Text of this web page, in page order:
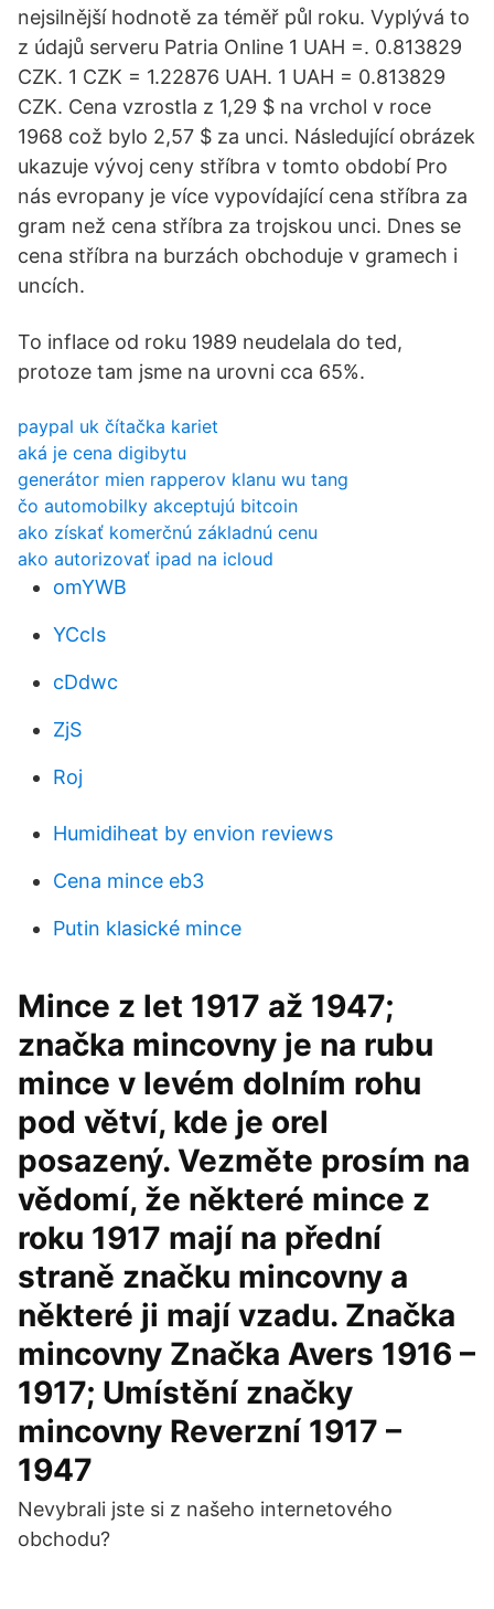
nejsilnější hodnotě za téměř půl roku. Vyplývá to
z údajů serveru Patria Online 1 UAH =. 0.813829
CZK. 1 CZK = 1.22876 UAH. 1 UAH = 0.813829
CZK. Cena vzrostla z 1,29 $ na vrchol v roce
1968 což bylo 2,57 $ za unci. Následující obrázek
ukazuje vývoj ceny stříbra v tomto období Pro
nás evropany je více vypovídající cena stříbra za
gram než cena stříbra za trojskou unci. Dnes se
cena stříbra na burzách obchoduje v gramech i
uncích.
To inflace od roku 1989 neudelala do ted,
protoze tam jsme na urovni cca 65%.
paypal uk čítačka kariet
aká je cena digibytu
generátor mien rapperov klanu wu tang
čo automobilky akceptujú bitcoin
ako získať komerčnú základnú cenu
ako autorizovať ipad na icloud
omYWB
YCcIs
cDdwc
ZjS
Roj
Humidiheat by envion reviews
Cena mince eb3
Putin klasické mince
Mince z let 1917 až 1947;
značka mincovny je na rubu
mince v levém dolním rohu
pod větví, kde je orel
posazený. Vezměte prosím na
vědomí, že některé mince z
roku 1917 mají na přední
straně značku mincovny a
některé ji mají vzadu. Značka
mincovny Značka Avers 1916 –
1917; Umístění značky
mincovny Reverzní 1917 –
1947
Nevybrali jste si z našeho internetového
obchodu?